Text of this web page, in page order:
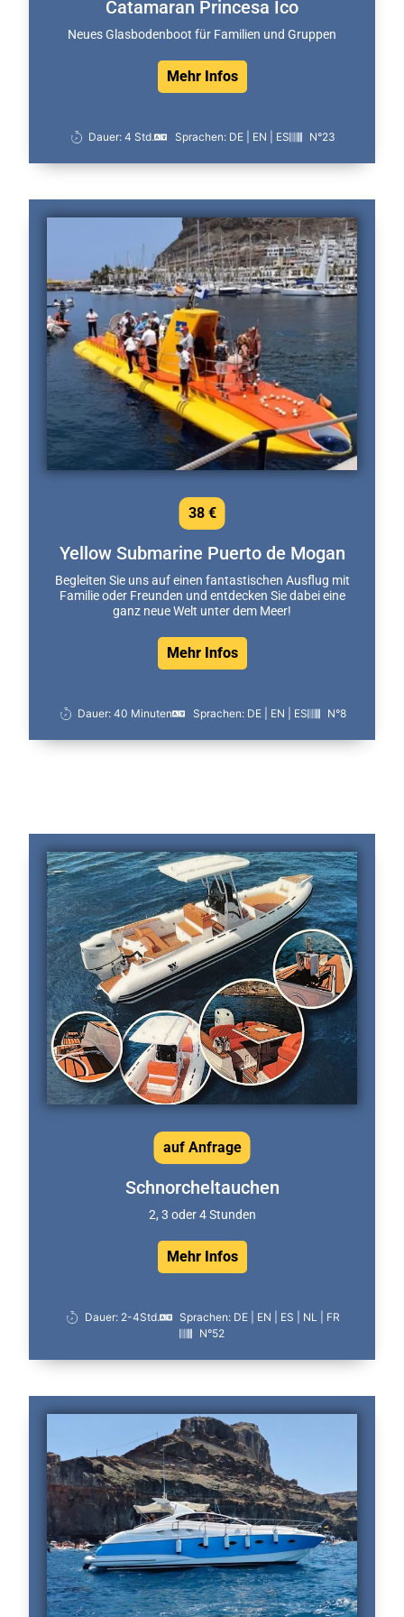
Catamaran Princesa Ico
Neues Glasbodenboot für Familien und Gruppen
Mehr Infos
Dauer: 4 Std. Sprachen: DE | EN | ES N°23
Yellow Submarine Puerto de Mogan
Begleiten Sie uns auf einen fantastischen Ausflug mit
Familie oder Freunden und entdecken Sie dabei eine
ganz neue Welt unter dem Meer!
Mehr Infos
38 €
Dauer: 40 Minuten Sprachen: DE | EN | ES N°8
Schnorcheltauchen
2, 3 oder 4 Stunden
Mehr Infos
auf Anfrage
Dauer: 2-4Std.
Sprachen: DE | EN | ES | NL | FR
N°52